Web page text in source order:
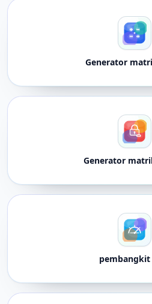
Generator
Generator
pembangkit